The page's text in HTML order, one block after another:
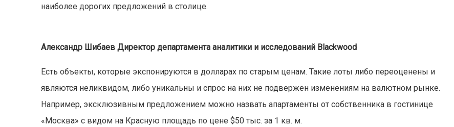
наиболее дорогих предложений в столице.
Александр Шибаев Директор департамента аналитики и исследований Blackwood
Есть объекты, которые экспонируются в долларах по старым ценам. Такие лоты либо переоценены и
являются неликвидом, либо уникальны и спрос на них не подвержен изменениям на валютном рынке.
Например, эксклюзивным предложением можно назвать апартаменты от собственника в гостинице
«Москва» с видом на Красную площадь по цене $50 тыс. за 1 кв. м.